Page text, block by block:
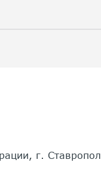
г.